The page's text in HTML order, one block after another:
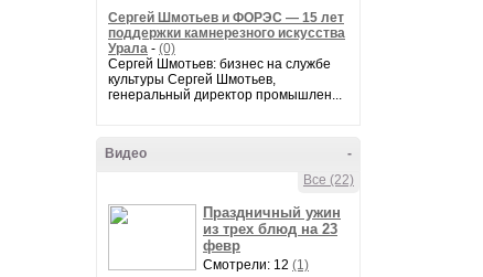
Сергей Шмотьев и ФОРЭС — 15 лет
поддержки камнерезного искусства
Урала - (0)
Сергей Шмотьев: бизнес на службе
культуры Сергей Шмотьев,
генеральный директор промышлен...
-
Видео
Все (22)
Праздничный ужин
из трех блюд на 23
февр
Смотрели: 12 (1)